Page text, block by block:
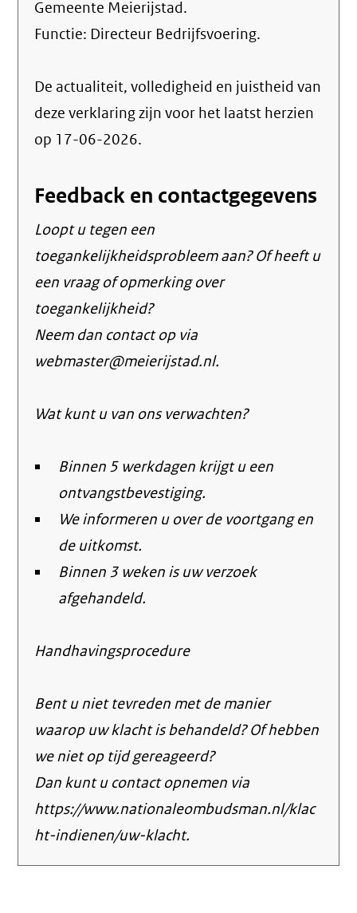
Gemeente Meierijstad.
Functie: Directeur Bedrijfsvoering.
De actualiteit, volledigheid en juistheid van
deze verklaring zijn voor het laatst herzien
op 17-06-2026.
Feedback en contactgegevens
Loopt u tegen een
toegankelijkheidsprobleem aan? Of heeft u
een vraag of opmerking over
toegankelijkheid?
Neem dan contact op via
webmaster@meierijstad.nl.
Wat kunt u van ons verwachten?
Binnen 5 werkdagen krijgt u een
ontvangstbevestiging.
We informeren u over de voortgang en
de uitkomst.
Binnen 3 weken is uw verzoek
afgehandeld.
Handhavingsprocedure
Bent u niet tevreden met de manier
waarop uw klacht is behandeld? Of hebben
we niet op tijd gereageerd?
Dan kunt u contact opnemen via
https://www.nationaleombudsman.nl/klac
ht-indienen/uw-klacht.